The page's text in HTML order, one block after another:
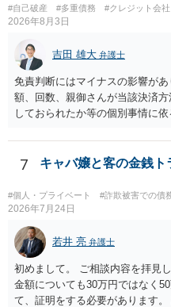
#自己破産 #多重債務 #クレジット会社
2026年8月3日
吉田 雄大 弁護士
免責判断にはマイナスの影響が
額、回数、親御さんが当該決済
しておられたか等の個別事情に
なって相談し、善後策を考える
7 キャバ嬢と客の金銭ト
#個人・プライベート #詐欺被害での債
2026年7月24日
若井 亮 弁護士
初めまして。 ご相談内容を拝見
金額についても30万円ではなく
て、証明をする必要があります